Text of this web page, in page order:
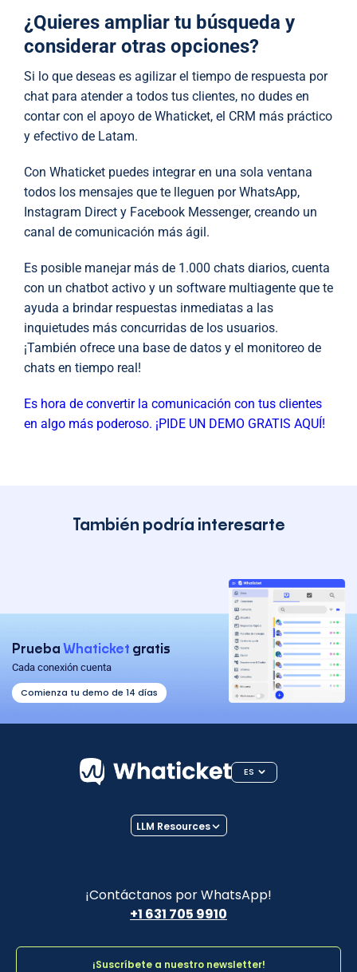
¿Quieres ampliar tu búsqueda y
considerar otras opciones?
Si lo que deseas es agilizar el tiempo de respuesta por
chat para atender a todos tus clientes, no dudes en
contar con el apoyo de Whaticket, el CRM más práctico
y efectivo de Latam.
Con Whaticket puedes integrar en una sola ventana
todos los mensajes que te lleguen por WhatsApp,
Instagram Direct y Facebook Messenger, creando un
canal de comunicación más ágil.
Es posible manejar más de 1.000 chats diarios, cuenta
con un chatbot activo y un software multiagente que te
ayuda a brindar respuestas inmediatas a las
inquietudes más concurridas de los usuarios.
¡También ofrece una base de datos y el monitoreo de
chats en tiempo real!
Es hora de convertir la comunicación con tus clientes
en algo más poderoso. ¡PIDE UN DEMO GRATIS AQUÍ!
También podría interesarte
Prueba Whaticket gratis
Cada conexión cuenta
Comienza tu demo de 14 días
ES
¡Contáctanos por WhatsApp!
+1 631 705 9910
LLM Resources
¡Suscríbete a nuestro newsletter!